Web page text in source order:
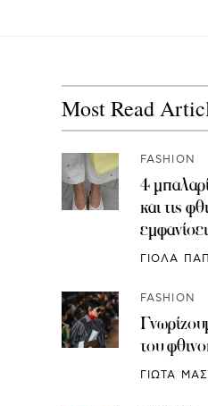
Most Read
FASHION
4
και τις
ΓΙΟΛΑ
FASHION
του
ΓΙΩΤΑ